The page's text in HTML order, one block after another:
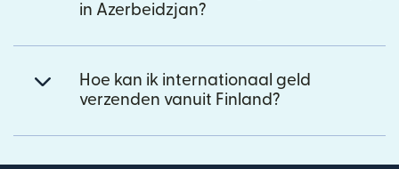
in Azerbeidzjan?
Hoe kan ik internationaal geld
verzenden vanuit Finland?